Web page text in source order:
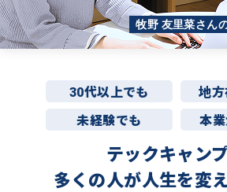
牧野 友里菜さん
30代以上でも
地
未経験でも
本
テックキャン
多くの人が人生を変